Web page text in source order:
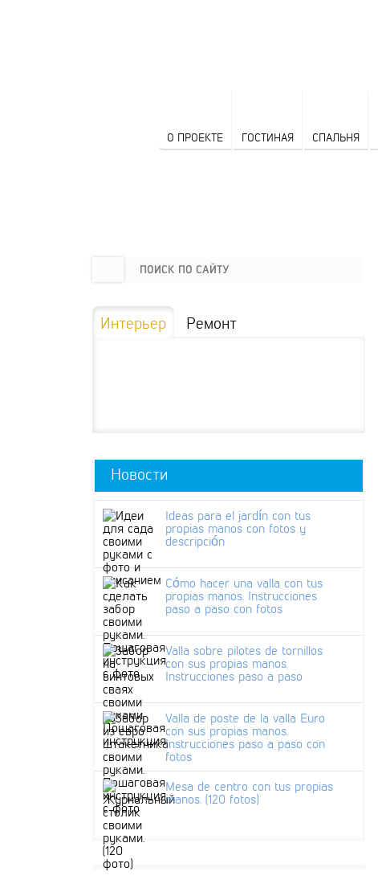
О ПРОЕКТЕ ГОСТИНАЯ СПАЛЬНЯ
Интерьер Ремонт
Новости
Ideas para el jardín con tus
propias manos con fotos y
descripción
Cómo hacer una valla con tus
propias manos. Instrucciones
paso a paso con fotos
Valla sobre pilotes de tornillos
con sus propias manos.
Instrucciones paso a paso
Valla de poste de la valla Euro
con sus propias manos.
Instrucciones paso a paso con
fotos
Mesa de centro con tus propias
manos. (120 fotos)